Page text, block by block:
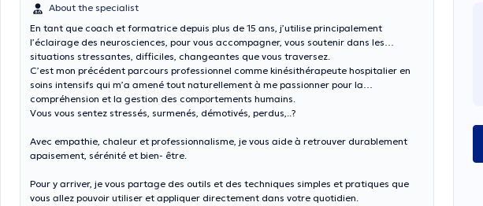
About the specialist
En tant que coach et formatrice depuis plus de 15 ans, j’utilise principalement
l’éclairage des neurosciences, pour vous accompagner, vous soutenir dans les
situations stressantes, difficiles, changeantes que vous traversez.
C’est mon précédent parcours professionnel comme kinésithérapeute hospitalier en
soins intensifs qui m’a amené tout naturellement à me passionner pour la
compréhension et la gestion des comportements humains.
Vous vous sentez stressés, surmenés, démotivés, perdus,..?
Avec empathie, chaleur et professionnalisme, je vous aide à retrouver durablement
apaisement, sérénité et bien- être.
Pour y arriver, je vous partage des outils et des techniques simples et pratiques que
vous allez pouvoir utiliser et appliquer directement dans votre quotidien.